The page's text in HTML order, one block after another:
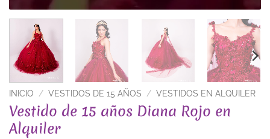
INICIO / VESTIDOS DE 15 AÑOS / VESTIDOS EN ALQUILER
Vestido de 15 años Diana Rojo en
Alquiler